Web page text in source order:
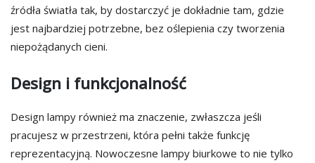
źródła światła tak, by dostarczyć je dokładnie tam, gdzie
jest najbardziej potrzebne, bez oślepienia czy tworzenia
niepożądanych cieni.
Design i funkcjonalność
Design lampy również ma znaczenie, zwłaszcza jeśli
pracujesz w przestrzeni, która pełni także funkcję
reprezentacyjną. Nowoczesne lampy biurkowe to nie tylko